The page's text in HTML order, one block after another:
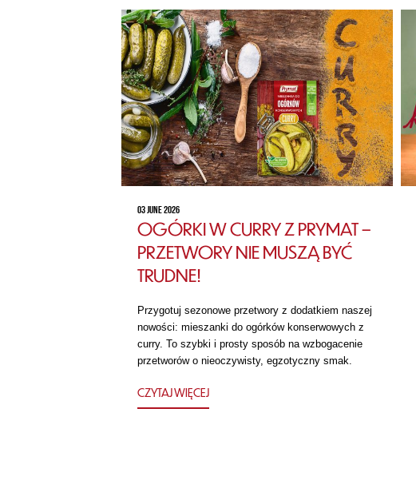
03 JUNE 2026
OGÓRKI W CURRY Z PRYMAT –
PRZETWORY NIE MUSZĄ BYĆ
TRUDNE!
Przygotuj sezonowe przetwory z dodatkiem naszej
nowości: mieszanki do ogórków konserwowych z
curry. To szybki i prosty sposób na wzbogacenie
przetworów o nieoczywisty, egzotyczny smak.
CZYTAJ WIĘCEJ